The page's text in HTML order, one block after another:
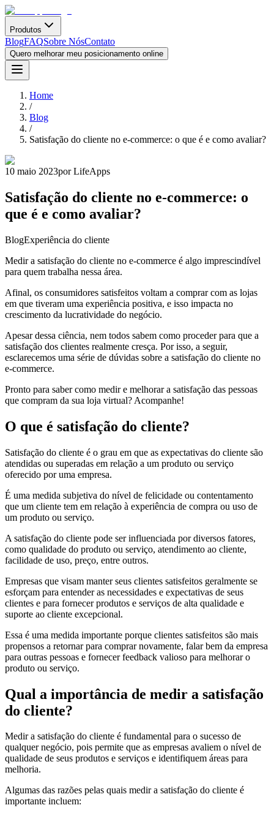
Produtos
BlogFAQSobre NósContato
Quero melhorar meu posicionamento online
Home
/
Blog
/
Satisfação do cliente no e-commerce: o que é e como avaliar?
10 maio 2023por LifeApps
Satisfação do cliente no e-commerce: o
que é e como avaliar?
BlogExperiência do cliente
Medir a satisfação do cliente no e-commerce é algo imprescindível
para quem trabalha nessa área.
Afinal, os consumidores satisfeitos voltam a comprar com as lojas
em que tiveram uma experiência positiva, e isso impacta no
crescimento da lucratividade do negócio.
Apesar dessa ciência, nem todos sabem como proceder para que a
satisfação dos clientes realmente cresça. Por isso, a seguir,
esclarecemos uma série de dúvidas sobre a satisfação do cliente no
e-commerce.
Pronto para saber como medir e melhorar a satisfação das pessoas
que compram da sua loja virtual? Acompanhe!
O que é satisfação do cliente?
Satisfação do cliente é o grau em que as expectativas do cliente são
atendidas ou superadas em relação a um produto ou serviço
oferecido por uma empresa.
É uma medida subjetiva do nível de felicidade ou contentamento
que um cliente tem em relação à experiência de compra ou uso de
um produto ou serviço.
A satisfação do cliente pode ser influenciada por diversos fatores,
como qualidade do produto ou serviço, atendimento ao cliente,
facilidade de uso, preço, entre outros.
Empresas que visam manter seus clientes satisfeitos geralmente se
esforçam para entender as necessidades e expectativas de seus
clientes e para fornecer produtos e serviços de alta qualidade e
suporte ao cliente excepcional.
Essa é uma medida importante porque clientes satisfeitos são mais
propensos a retornar para comprar novamente, falar bem da empresa
para outras pessoas e fornecer feedback valioso para melhorar o
produto ou serviço.
Qual a importância de medir a satisfação
do cliente?
Medir a satisfação do cliente é fundamental para o sucesso de
qualquer negócio, pois permite que as empresas avaliem o nível de
qualidade de seus produtos e serviços e identifiquem áreas para
melhoria.
Algumas das razões pelas quais medir a satisfação do cliente é
importante incluem: